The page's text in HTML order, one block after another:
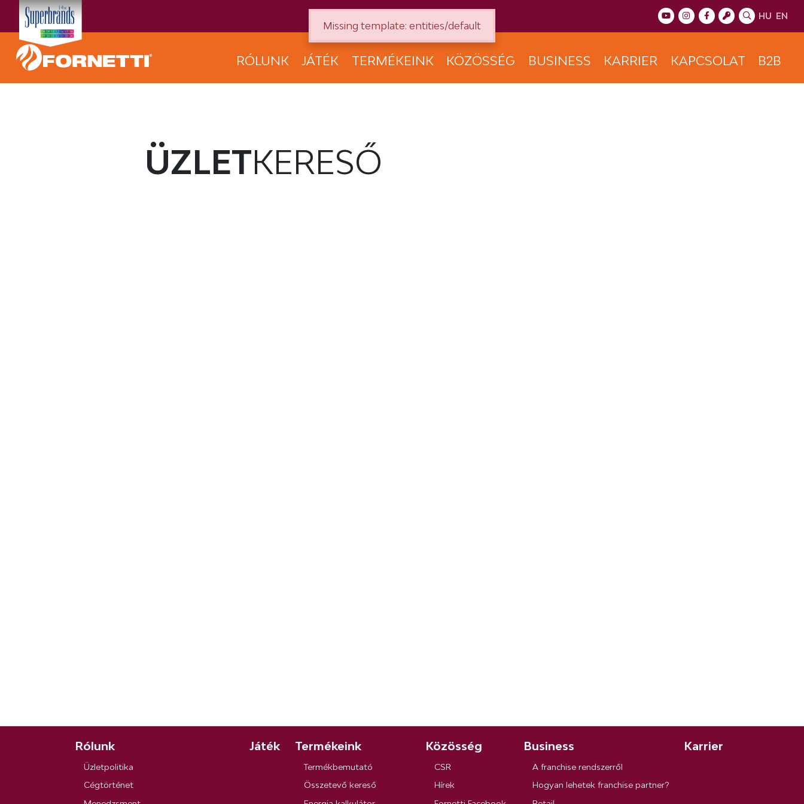
HU EN
RÓLUNK JÁTÉK TERMÉKEINK KÖZÖSSÉG BUSINESS KARRIER KAPCSOLAT B2B
ÜZLETKERESŐ
Rólunk
Üzletpolitika
Cégtörténet
Játék Termékeink
Termékbemutató
Összetevő kereső
Közösség
CSR
Hírek
Business
A franchise rendszerről
Hogyan lehetek franchise partner?
Karrier
Missing template: entities/default